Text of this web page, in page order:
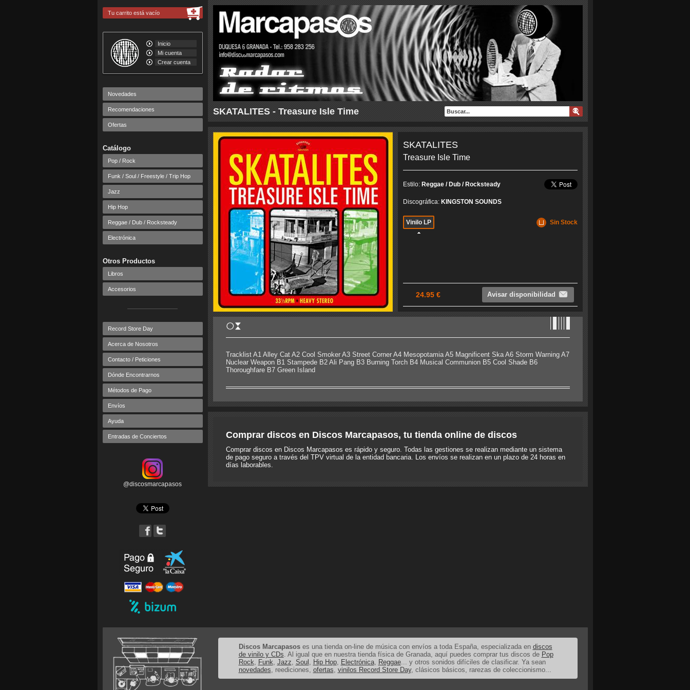
SKATALITES - Treasure Isle Time
Tu carrito está vacío
Inicio
Mi cuenta
Crear cuenta
Novedades
Recomendaciones
Ofertas
Catálogo
Pop / Rock
Funk / Soul / Freestyle / Trip Hop
Jazz
Hip Hop
Reggae / Dub / Rocksteady
Electrónica
Otros Productos
Libros
Accesorios
Record Store Day
Acerca de Nosotros
Contacto / Peticiones
Dónde Encontrarnos
Métodos de Pago
Envíos
Ayuda
Entradas de Conciertos
@discosmarcapasos
SKATALITES
Treasure Isle Time
Estilo: Reggae / Dub / Rocksteady
Discográfica: KINGSTON SOUNDS
Vinilo LP Sin Stock
24.95 € Avisar disponibilidad
Tracklist A1 Alley Cat A2 Cool Smoker A3 Street Corner A4 Mesopotamia A5 Magnificent Ska A6 Storm Warning A7
Nuclear Weapon B1 Stampede B2 Ali Pang B3 Burning Torch B4 Musical Communion B5 Cool Shade B6
Thoroughfare B7 Green Island
Comprar discos en Discos Marcapasos, tu tienda online de discos
Comprar discos en Discos Marcapasos es rápido y seguro. Todas las gestiones se realizan mediante un sistema
de pago seguro a través del TPV virtual de la entidad bancaria. Los envíos se realizan en un plazo de 24 horas en
días laborables.
Discos Marcapasoses una tienda on-line de música con envíos a toda España, especializada en discos
de vinilo y CDs. Al igual que en nuestra tienda física de Granada, aquí puedes comprar tus discos de Pop
Rock, Funk, Jazz, Soul , Hip Hop, Electrónica, Reggae... y otros sonidos difíciles de clasificar. Ya sean
novedades, reediciones, ofertas, vinilos Record Store Day, clásicos básicos, rarezas de coleccionismo...